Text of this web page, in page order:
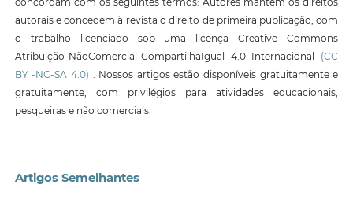
autorais e concedem à revista o direito de primeira publicação, com
o trabalho licenciado sob uma licença Creative Commons
Atribuição-NãoComercial-CompartilhaIgual 4.0 Internacional (CC
BY -NC-SA 4.0) . Nossos artigos estão disponíveis gratuitamente e
gratuitamente, com privilégios para atividades educacionais,
pesqueiras e não comerciais.
Artigos Semelhantes